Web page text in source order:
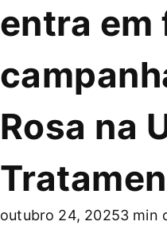
entra em
Rosa na
outubro 24, 20253 min